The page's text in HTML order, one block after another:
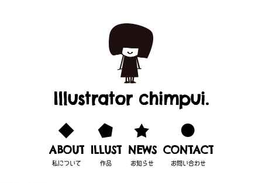
Illustrator chimpui.
ABOUT
私について
ILLUST
作品
NEWS
お知らせ
CONTACT
お問い合わせ